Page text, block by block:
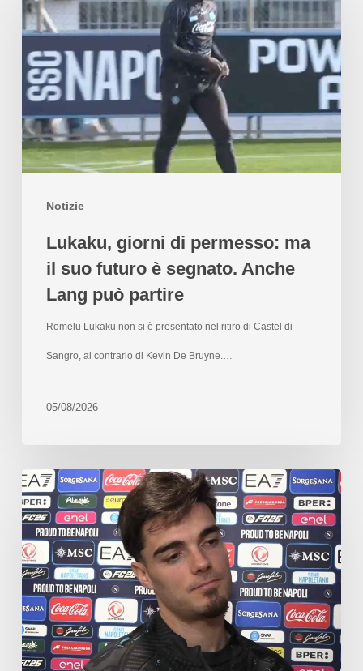
Notizie
Lukaku, giorni di permesso: ma
il suo futuro è segnato. Anche
Lang può partire
Romelu Lukaku non si è presentato nel ritiro di Castel di
Sangro, al contrario di Kevin De Bruyne.…
05/08/2026